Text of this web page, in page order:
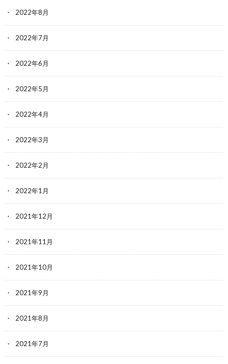
2022年8月
2022年7月
2022年6月
2022年5月
2022年4月
2022年3月
2022年2月
2022年1月
2021年12月
2021年11月
2021年10月
2021年9月
2021年8月
2021年7月